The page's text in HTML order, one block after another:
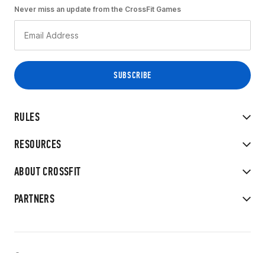
RULES
RESOURCES
ABOUT CROSSFIT
PARTNERS
Never miss an update from the CrossFit Games